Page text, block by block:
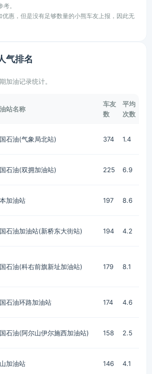
。
优惠，但是没有足够数量的小熊车友上报，因此无
气排名
加油记录统计。
站名称
车友
数
平均
次数
石油(气象局北站) 374 1.4
石油(双拥加油站) 225 6.9
加油站 197 8.6
石油加油站(新桥东大街站) 194 4.2
石油(科右前旗新址加油站) 179 8.1
石油环路加油站 174 4.6
石油(阿尔山伊尔施西加油站) 158 2.5
加油站 146 4.1